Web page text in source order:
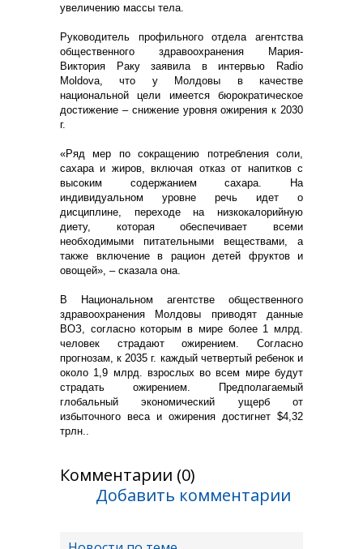
увеличению массы тела.
Руководитель профильного отдела агентства
общественного здравоохранения Мария-
Виктория Раку заявила в интервью Radio
Moldova, что у Молдовы в качестве
национальной цели имеется бюрократическое
достижение – снижение уровня ожирения к 2030
г.
«Ряд мер по сокращению потребления соли,
сахара и жиров, включая отказ от напитков с
высоким содержанием сахара. На
индивидуальном уровне речь идет о
дисциплине, переходе на низкокалорийную
диету, которая обеспечивает всеми
необходимыми питательными веществами, а
также включение в рацион детей фруктов и
овощей», – сказала она.
В Национальном агентстве общественного
здравоохранения Молдовы приводят данные
ВОЗ, согласно которым в мире более 1 млрд.
человек страдают ожирением. Согласно
прогнозам, к 2035 г. каждый четвертый ребенок и
около 1,9 млрд. взрослых во всем мире будут
страдать ожирением. Предполагаемый
глобальный экономический ущерб от
избыточного веса и ожирения достигнет $4,32
трлн..
Комментарии (0)
Добавить комментарии